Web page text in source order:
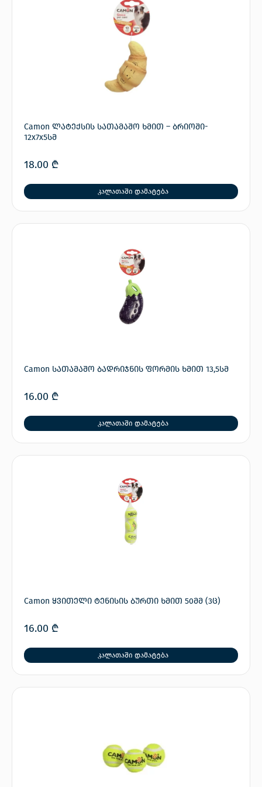
Camon ლატექსის სათამაშო ხმით – ბრიოში-
12x7x5სმ
18.00 ₾
კალათაში დამატება
Camon სათამაშო ბადრიჯნის ფორმის ხმით 13,5სმ
16.00 ₾
კალათაში დამატება
Camon ყვითელი ტენისის ბურთი ხმით 50მმ (3ც)
16.00 ₾
კალათაში დამატება